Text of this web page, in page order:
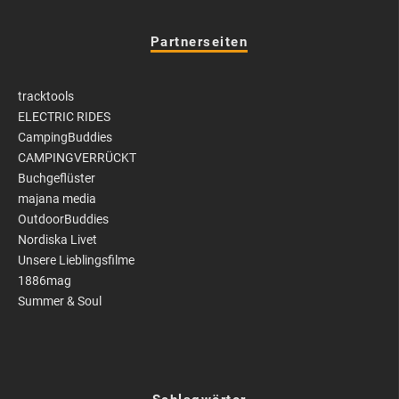
Partnerseiten
tracktools
ELECTRIC RIDES
CampingBuddies
CAMPINGVERRÜCKT
Buchgeflüster
majana media
OutdoorBuddies
Nordiska Livet
Unsere Lieblingsfilme
1886mag
Summer & Soul